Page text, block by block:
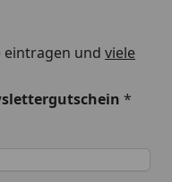
eintragen und viele
*